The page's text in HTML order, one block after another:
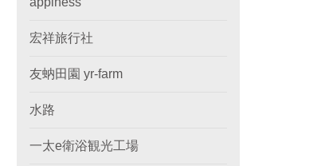
宏祥旅行社
友蚋田園 yr-farm
水路
一太e衛浴観光工場